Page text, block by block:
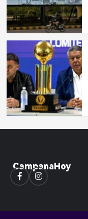
FacebookInstagram